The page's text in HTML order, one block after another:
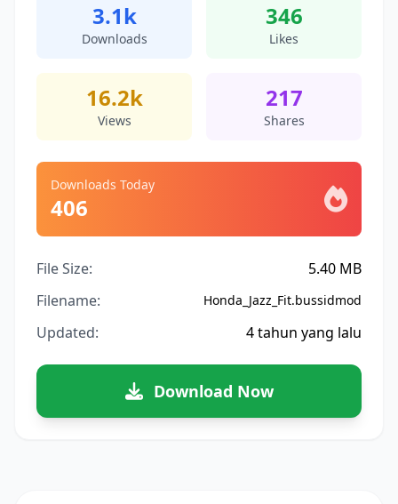
3.1k
Downloads
346
Likes
16.2k
Views
217
Shares
Downloads Today
406
File Size:
5.40 MB
Filename:
Honda_Jazz_Fit.bussidmod
Updated: 4 tahun yang lalu
Download Now